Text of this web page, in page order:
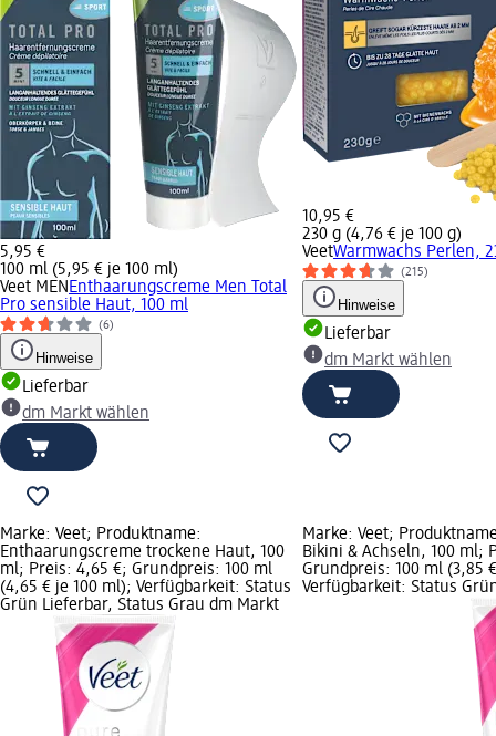
5,95 €
100 ml (5,95 € je 100 ml)
Veet MEN Enthaarungscreme Men Total
Pro sensible Haut, 100 ml
(6)
Hinweise
Lieferbar
dm Markt wählen
10,95 €
230 g (4,76 € je 100 g)
VeetWarmwachs Perlen,
(215)
Hinweise
Lieferbar
dm Markt wählen
Marke: Veet; Produktname:
Enthaarungscreme trockene Haut, 100
ml; Preis: 4,65 €; Grundpreis: 100 ml
(4,65 € je 100 ml); Verfügbarkeit: Status
Grün Lieferbar, Status Grau dm Markt
Marke: Veet;
Bikini & Achseln, 100 ml;
Grundpreis: 100 ml (3,85
Verfügbarkeit: Status